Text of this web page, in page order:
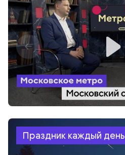
Праздник каждый день